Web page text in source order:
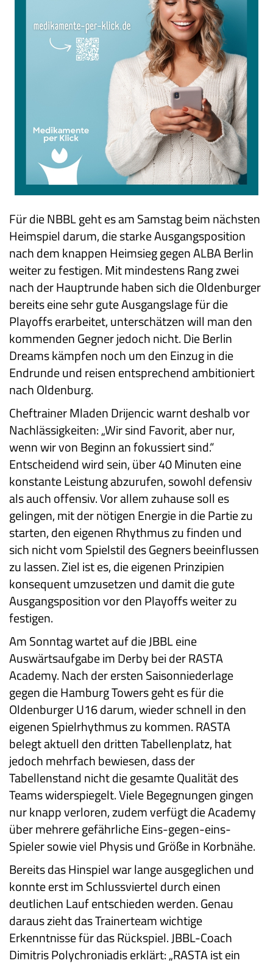
Für die NBBL geht es am Samstag beim nächsten
Heimspiel darum, die starke Ausgangsposition
nach dem knappen Heimsieg gegen ALBA Berlin
weiter zu festigen. Mit mindestens Rang zwei
nach der Hauptrunde haben sich die Oldenburger
bereits eine sehr gute Ausgangslage für die
Playoffs erarbeitet, unterschätzen will man den
kommenden Gegner jedoch nicht. Die Berlin
Dreams kämpfen noch um den Einzug in die
Endrunde und reisen entsprechend ambitioniert
nach Oldenburg.
Cheftrainer Mladen Drijencic warnt deshalb vor
Nachlässigkeiten: „Wir sind Favorit, aber nur,
wenn wir von Beginn an fokussiert sind.“
Entscheidend wird sein, über 40 Minuten eine
konstante Leistung abzurufen, sowohl defensiv
als auch offensiv. Vor allem zuhause soll es
gelingen, mit der nötigen Energie in die Partie zu
starten, den eigenen Rhythmus zu finden und
sich nicht vom Spielstil des Gegners beeinflussen
zu lassen. Ziel ist es, die eigenen Prinzipien
konsequent umzusetzen und damit die gute
Ausgangsposition vor den Playoffs weiter zu
festigen.
Am Sonntag wartet auf die JBBL eine
Auswärtsaufgabe im Derby bei der RASTA
Academy. Nach der ersten Saisonniederlage
gegen die Hamburg Towers geht es für die
Oldenburger U16 darum, wieder schnell in den
eigenen Spielrhythmus zu kommen. RASTA
belegt aktuell den dritten Tabellenplatz, hat
jedoch mehrfach bewiesen, dass der
Tabellenstand nicht die gesamte Qualität des
Teams widerspiegelt. Viele Begegnungen gingen
nur knapp verloren, zudem verfügt die Academy
über mehrere gefährliche Eins-gegen-eins-
Spieler sowie viel Physis und Größe in Korbnähe.
Bereits das Hinspiel war lange ausgeglichen und
konnte erst im Schlussviertel durch einen
deutlichen Lauf entschieden werden. Genau
daraus zieht das Trainerteam wichtige
Erkenntnisse für das Rückspiel. JBBL-Coach
Dimitris Polychroniadis erklärt: „RASTA ist ein